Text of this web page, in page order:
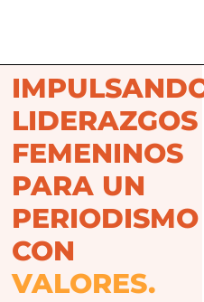
LIDERAZGOS
FEMENINOS
PARA UN
PERIODISMO
CON
PROPÓSITO.
VALORES.